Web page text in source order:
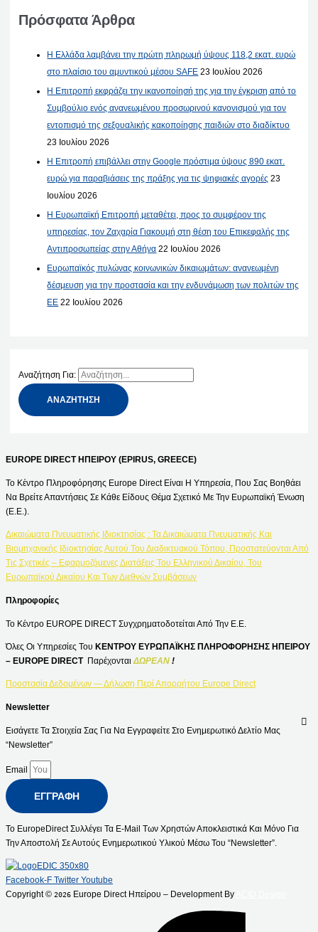
Πρόσφατα Άρθρα
Η Ελλάδα λαμβάνει την πρώτη πληρωμή ύψους 118,2 εκατ. ευρώ
στο πλαίσιο του αμυντικού μέσου SAFE 23 Ιουλίου 2026
Η Επιτροπή εκφράζει την ικανοποίησή της για την έγκριση από το
Συμβούλιο ενός ανανεωμένου προσωρινού κανονισμού για τον
εντοπισμό της σεξουαλικής κακοποίησης παιδιών στο διαδίκτυο
23 Ιουλίου 2026
Η Επιτροπή επιβάλλει στην Google πρόστιμα ύψους 890 εκατ.
ευρώ για παραβιάσεις της πράξης για τις ψηφιακές αγορές 23
Ιουλίου 2026
Η Ευρωπαϊκή Επιτροπή μεταθέτει, προς το συμφέρον της
υπηρεσίας, τον Ζαχαρία Γιακουμή στη θέση του Επικεφαλής της
Αντιπροσωπείας στην Αθήνα 22 Ιουλίου 2026
Ευρωπαϊκός πυλώνας κοινωνικών δικαιωμάτων: ανανεωμένη
δέσμευση για την προστασία και την ενδυνάμωση των πολιτών της
ΕΕ 22 Ιουλίου 2026
Αναζήτηση Για:
EUROPE DIRECT ΗΠΕΙΡΟΥ (EPIRUS, GREECE)
Το Κέντρο Πληροφόρησης Europe Direct Είναι Η Υπηρεσία, Που Σας Βοηθάει
Να Βρείτε Απαντήσεις Σε Κάθε Είδους Θέμα Σχετικό Με Την Ευρωπαϊκή Ένωση
(Ε.Ε.).
Δικαιώματα Πνευματικής Ιδιοκτησίας : Τα Δικαιώματα Πνευματικής Και
Βιομηχανικής Ιδιοκτησίας Αυτού Του Διαδικτυακού Τόπου, Προστατεύονται Από
Τις Σχετικές – Εφαρμοζόμενες Διατάξεις Του Ελληνικού Δικαίου, Του
Ευρωπαϊκού Δικαίου Και Των Διεθνών Συμβάσεων
Πληροφορίες
Το Κέντρο EUROPE DIRECT Συγχρηματοδοτείται Από Την Ε.Ε.
Όλες Οι Υπηρεσίες Του ΚΕΝΤΡΟΥ ΕΥΡΩΠΑΪΚΗΣ ΠΛΗΡΟΦΟΡΗΣΗΣ ΗΠΕΙΡΟΥ
– EUROPE DIRECT Παρέχονται ΔΩΡΕΑΝ !
Προστασία Δεδομένων — Δήλωση Περί Απορρήτου Europe Direct
Newsletter
Εισάγετε Τα Στοιχεία Σας Για Να Εγγραφείτε Στο Ενημερωτικό Δελτίο Μας
“Newsletter”
Email
ΕΓΓΡΑΦΉ
Το EuropeDirect Συλλέγει Τα E-Mail Των Χρηστών Αποκλειστικά Και Μόνο Για
Την Αποστολή Σε Αυτούς Ενημερωτικού Υλικού Μέσω Του “Newsletter”.
Facebook-F Twitter Youtube
Copyright © 2026 Europe Direct Ηπείρου – Development By